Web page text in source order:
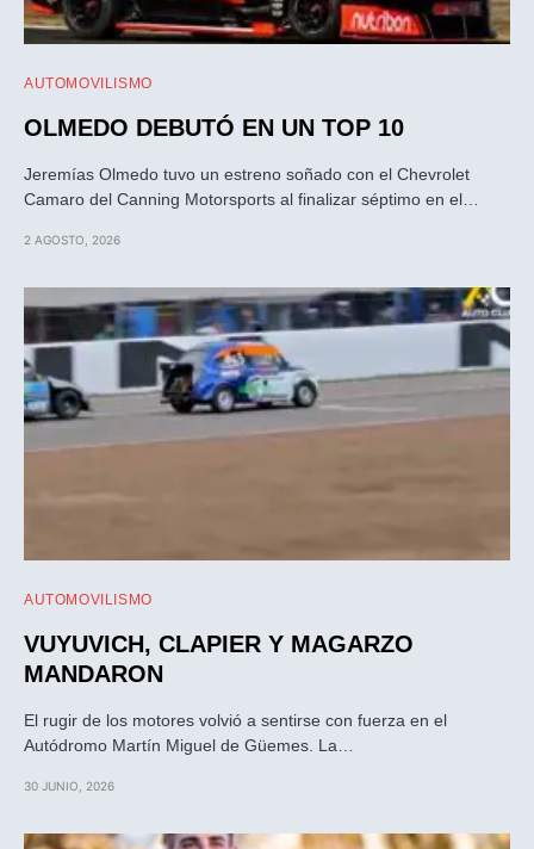
AUTOMOVILISMO
OLMEDO DEBUTÓ EN UN TOP 10
Jeremías Olmedo tuvo un estreno soñado con el Chevrolet
Camaro del Canning Motorsports al finalizar séptimo en el…
2 AGOSTO, 2026
AUTOMOVILISMO
VUYUVICH, CLAPIER Y MAGARZO
MANDARON
El rugir de los motores volvió a sentirse con fuerza en el
Autódromo Martín Miguel de Güemes. La…
30 JUNIO, 2026